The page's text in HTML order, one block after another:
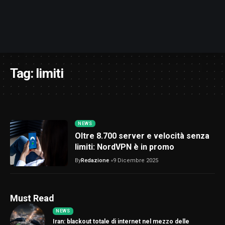
Tag:limiti
NEWS
Oltre 8.700 server e velocità senza
limiti: NordVPN è in promo
ByRedazione 9 Dicembre 2025
Must Read
NEWS
Iran: blackout totale di internet nel mezzo delle